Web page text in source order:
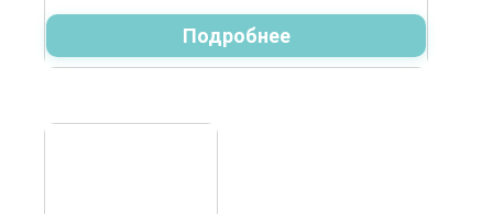
Подробнее